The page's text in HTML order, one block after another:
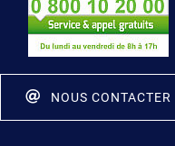
NOUS CONTACTER